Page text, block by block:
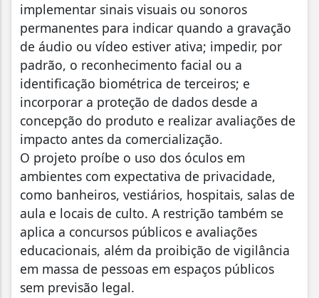
implementar sinais visuais ou sonoros
permanentes para indicar quando a gravação
de áudio ou vídeo estiver ativa; impedir, por
padrão, o reconhecimento facial ou a
identificação biométrica de terceiros; e
incorporar a proteção de dados desde a
concepção do produto e realizar avaliações de
impacto antes da comercialização.
O projeto proíbe o uso dos óculos em
ambientes com expectativa de privacidade,
como banheiros, vestiários, hospitais, salas de
aula e locais de culto. A restrição também se
aplica a concursos públicos e avaliações
educacionais, além da proibição de vigilância
em massa de pessoas em espaços públicos
sem previsão legal.